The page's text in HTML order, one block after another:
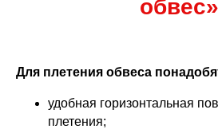
обвес»
Для плетения обвеса
удобная горизонтальная
плетения;